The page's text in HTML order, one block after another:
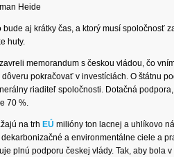
Heide
bude aj krátky čas, a ktorý musí spoločnosť
huty.
memorandum s českou vládou, čo
pokračovať v investíciách. O štátnu
riaditeľ spoločnosti. Dotačná
70 %.
na trh EÚ milióny ton lacnej a uhlíkovo
a environmentálne ciele a
plnú podporu českej vlády. Tak, aby bola